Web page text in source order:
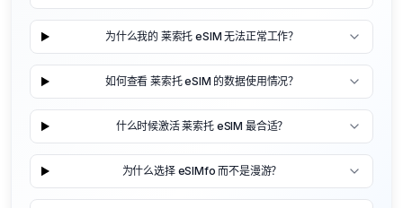
为什么我的 莱索托 eSIM 无法正常工作？
如何查看 莱索托 eSIM 的数据使用情况？
什么时候激活 莱索托 eSIM 最合适？
为什么选择 eSIMfo 而不是漫游？